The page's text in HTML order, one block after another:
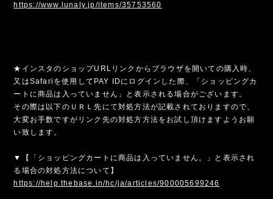
https://www.lunaly.jp/items/35753560
★インスタのショップURLリンクからブラウザを開いての購入時、
又はSafariを使用してPAY IDにログインした際、「ショッピングカ
ートに商品は入っていません」と表示される場合がございます。
その際は以下のＵＲＬ先にて対処方法が記載されておりますので、
大変お手数ですがリンク先の対処方方法をお試し頂けますようお願
い致します。
▼【「ショッピングカートに商品は入っていません。」と表示され
る場合の対処方法について】
https://help.thebase.in/hc/ja/articles/900005699246